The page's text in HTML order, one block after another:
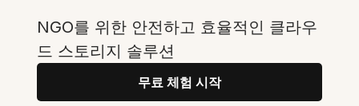
NGO를 위한 안전하고 효율적인 클라우
드 스토리지 솔루션
무료 체험 시작